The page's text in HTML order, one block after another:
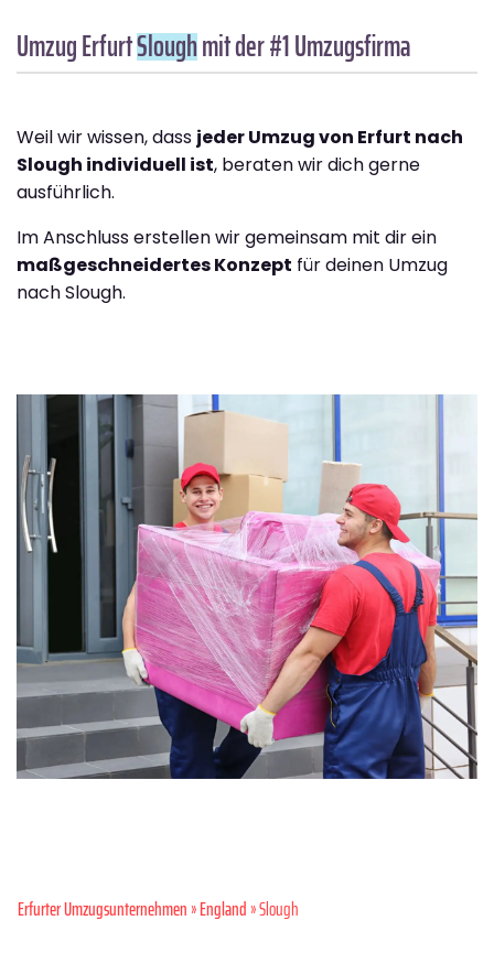
Umzug ErfurtSloughmit der #1 Umzugsfirma
Weil wir wissen, dass jeder Umzug von Erfurt nach
Slough individuell ist, beraten wir dich gerne
ausführlich.
Im Anschluss erstellen wir gemeinsam mit dir ein
maßgeschneidertes Konzept für deinen Umzug
nach Slough.
Erfurter Umzugsunternehmen»England» Slough